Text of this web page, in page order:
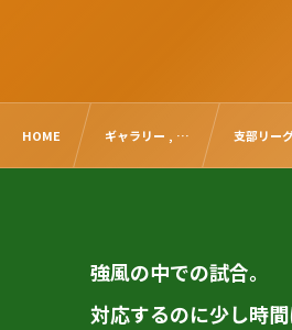
HOME ギャラリー , … 支部リー
強風の中での試合。
対応するのに少し時